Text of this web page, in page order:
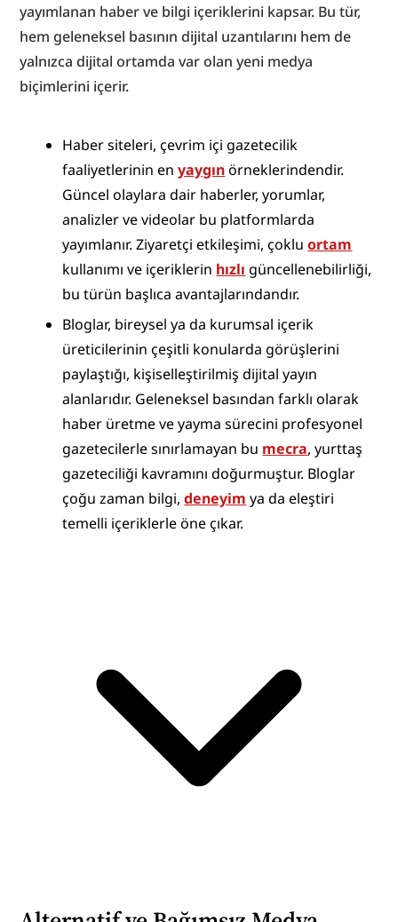
yayımlanan haber ve bilgi içeriklerini kapsar. Bu tür,
hem geleneksel basının dijital uzantılarını hem de
yalnızca dijital ortamda var olan yeni medya
biçimlerini içerir.
Haber siteleri, çevrim içi gazetecilik
faaliyetlerinin en yaygın örneklerindendir.
Güncel olaylara dair haberler, yorumlar,
analizler ve videolar bu platformlarda
yayımlanır. Ziyaretçi etkileşimi, çoklu ortam
kullanımı ve içeriklerin hızlı güncellenebilirliği,
bu türün başlıca avantajlarındandır.
Bloglar, bireysel ya da kurumsal içerik
üreticilerinin çeşitli konularda görüşlerini
paylaştığı, kişiselleştirilmiş dijital yayın
alanlarıdır. Geleneksel basından farklı olarak
haber üretme ve yayma sürecini profesyonel
gazetecilerle sınırlamayan bu mecra, yurttaş
gazeteciliği kavramını doğurmuştur. Bloglar
çoğu zaman bilgi, deneyim ya da eleştiri
temelli içeriklerle öne çıkar.